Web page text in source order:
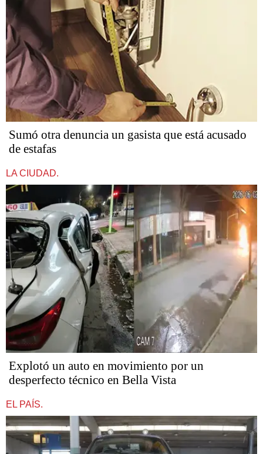
Sumó otra denuncia un gasista que está acusado
de estafas​​​​​
LA CIUDAD.
Explotó un auto en movimiento por un
desperfecto técnico en Bella Vista
EL PAÍS.